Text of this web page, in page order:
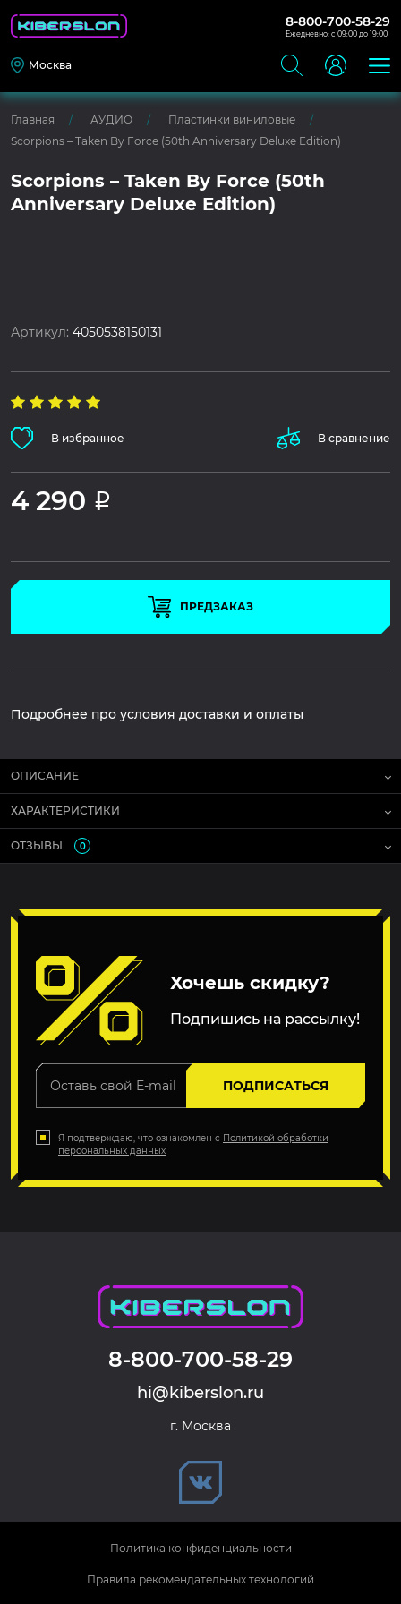
8-800-700-58-29
Ежедневно: с 09:00 до 19:00
Москва
Главная АУДИО
Пластинки виниловые
Scorpions – Taken By Force (50th Anniversary Deluxe Edition)
Scorpions – Taken By Force (50th
Anniversary Deluxe Edition)
Артикул:4050538150131
В избранное В сравнение
4 290 Р
ПРЕДЗАКАЗ
Подробнее про условия доставки и оплаты
ОПИСАНИЕ
ХАРАКТЕРИСТИКИ
ОТЗЫВЫ 0
Хочешь скидку?
Подпишись на рассылку!
ПОДПИСАТЬСЯ
Я подтверждаю, что ознакомлен с Политикой обработки
персональных данных
8-800-700-58-29
hi@kiberslon.ru
г. Москва
Политика конфиденциальности
Правила рекомендательных технологий